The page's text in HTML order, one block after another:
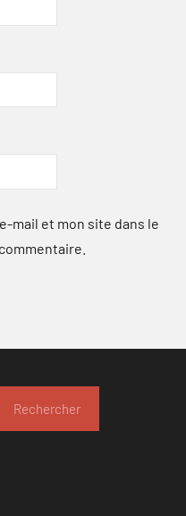
mail et mon site dans le
Rechercher